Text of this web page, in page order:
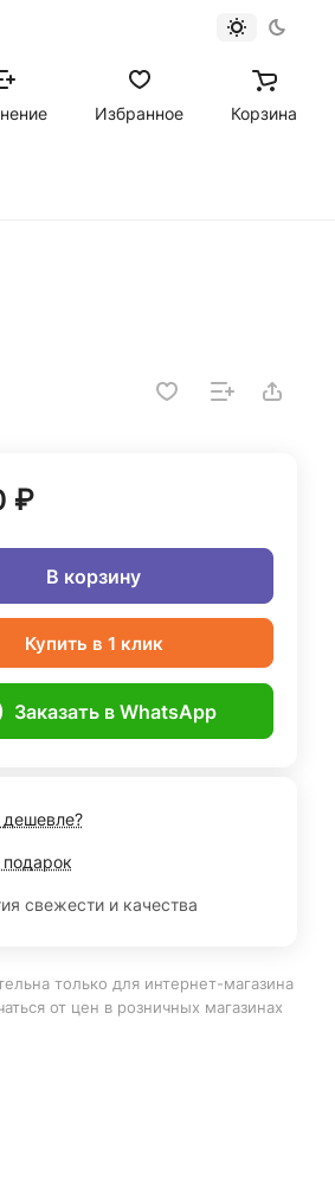
Избранное Корзина
₽
В корзину
Купить в 1 клик
Заказать в WhatsApp
свежести и качества
только для интернет-магазина
от цен в розничных магазинах